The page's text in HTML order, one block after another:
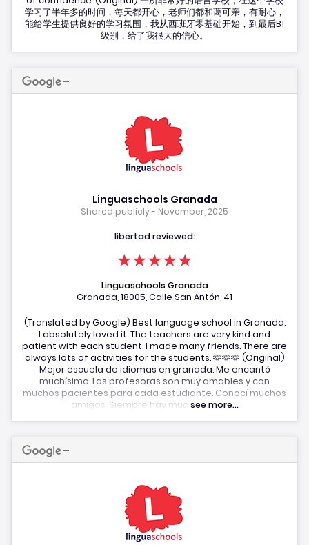
学习了半年多的时间，每天都开心，老师们都和蔼可亲，有耐心，
能给学生提供良好的学习氛围，我从西班牙零基础开始，到最后B1
级别，给了我很大的信心。
Linguaschools Granada
Shared publicly - November, 2025
libertad reviewed:
★★★★★
Linguaschools Granada
Granada, 18005, Calle San Antón, 41
(Translated by Google) Best language school in Granada.
I absolutely loved it. The teachers are very kind and
patient with each student. I made many friends. There are
always lots of activities for the students. 🫶🫶🫶 (Original)
Mejor escuela de idiomas en granada. Me encantó
muchísimo. Las profesoras son muy amables y con
muchos pacientes para cada estudiante. Conocí muchos
amigos. Siempre hay muc see more...